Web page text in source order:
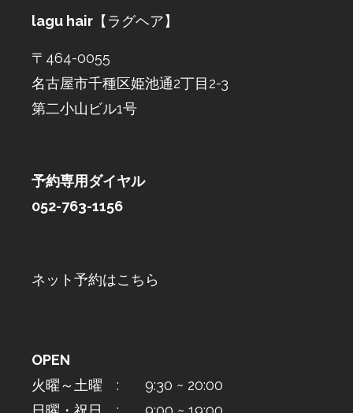
lagu hair 【ラグヘア】
〒464-0055
名古屋市千種区姫池通2丁目2-3
第二小山ビル1号
予約専用ダイヤル
052-763-1156
ネット予約はこちら
OPEN
火曜～土曜 : 9:30 ~ 20:00